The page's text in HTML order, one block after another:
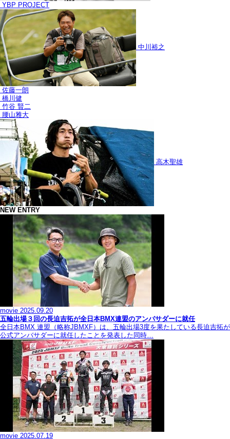
YBP PROJECT
中川裕之
佐藤一朗
橋川健
竹谷 賢二
腰山雅大
高木聖雄
NEW ENTRY
movie 2025.09.20
五輪出場３回の長迫吉拓が全日本BMX連盟のアンバサダーに就任
全日本BMX 連盟（略称JBMXF）は、五輪出場3度を果たしている長迫吉拓が
公式アンバサダーに就任したことを発表した同時…
movie 2025.07.19